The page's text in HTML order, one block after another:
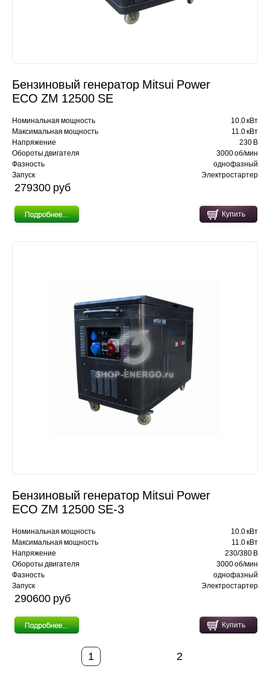
Бензиновый генератор Mitsui Power
ECO ZM 12500 SЕ
Номинальная мощность
10.0 кВт
Максимальная мощность
11.0 кВт
Напряжение
230 В
Обороты двигателя
3000 об/мин
Фазность
однофазный
Запуск
Электростартер
279300 pуб
Купить
Бензиновый генератор Mitsui Power
ECO ZM 12500 SЕ-3
Номинальная мощность
10.0 кВт
Максимальная мощность
11.0 кВт
Напряжение
230/380 В
Обороты двигателя
3000 об/мин
Фазность
однофазный
Запуск
Электростартер
290600 pуб
Купить
1 2